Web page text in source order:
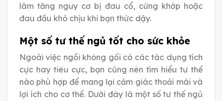
làm tăng nguy cơ bị đau cổ, cứng khớp hoặc
đau đầu khó chịu khi bạn thức dậy.
Một số tư thế ngủ tốt cho sức khỏe
Ngoài việc ngồi không gối có các tác dụng tích
cực hay tiêu cực, bạn cũng nên tìm hiểu tư thế
nào phù hợp để mang lại cảm giác thoải mái và
lợi ích cho cơ thể. Dưới đây là một số tư thế ngủ